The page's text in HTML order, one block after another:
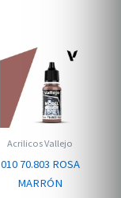
Acrilicos Vallejo
010 70.803 ROSA
MARRÓN